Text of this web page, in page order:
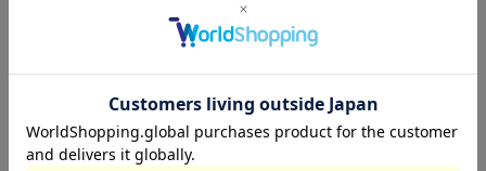
程よいゆとりの肩落ちワイドシルエットで抜け感のあるスタイリング
○スタイリング
1枚で主役になるかわいいトップスなので、ボトムスを選びません。
デニムでカジュアルスタイル。
チェックスカートなどと合わせてガーリーなコーデも◎